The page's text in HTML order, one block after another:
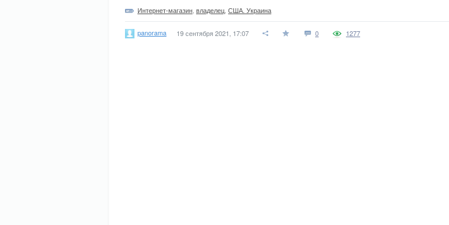
Интернет-магазин владелец США. Украина
panorama 19 сентября 2021, 17:07 0 1277